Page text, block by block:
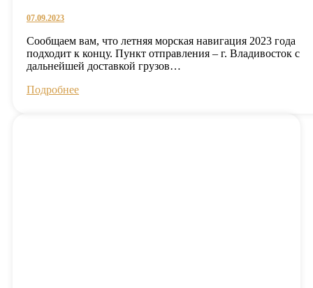
07.09.2023
Сообщаем вам, что летняя морская навигация 2023 года
подходит к концу. Пункт отправления – г. Владивосток с
дальнейшей доставкой грузов…
Подробнее